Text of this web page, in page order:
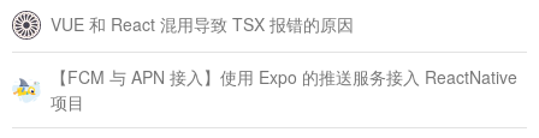
VUE 和 React 混用导致 TSX 报错的原因
【FCM 与 APN 接入】使用 Expo 的推送服务接入 ReactNative
项目